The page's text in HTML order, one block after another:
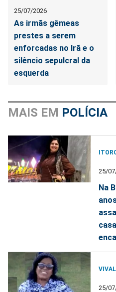
25/07/2026
As irmãs gêmeas
prestes a serem
enforcadas no Irã e o
silêncio sepulcral da
esquerda
MAIS EM POLÍCIA
25/
Na
25/